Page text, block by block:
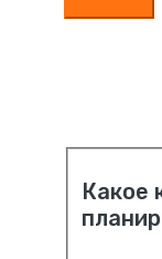
Какое